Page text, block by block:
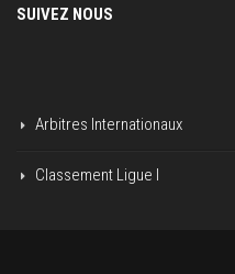
SUIVEZ NOUS
Arbitres Internationaux
Classement Ligue I